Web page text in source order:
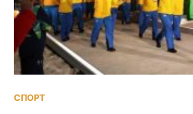
СПОРТ